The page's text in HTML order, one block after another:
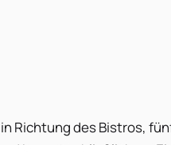
Richtung des Bistros,